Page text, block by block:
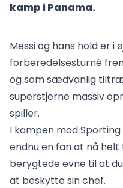
kamp i Panama.
Messi og hans hold er i
forberedelsesturné
og som sædvanlig
superstjerne massiv
spiller.
I kampen mod
endnu en fan at nå
berygtede evne til at
at beskytte sin chef.